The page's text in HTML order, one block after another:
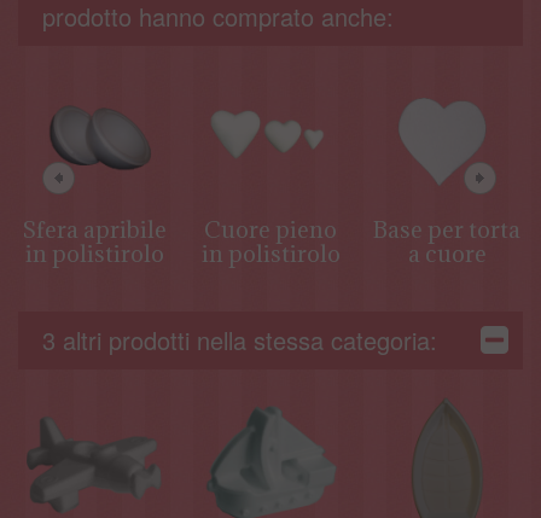
prodotto hanno comprato anche:
Sfera apribile
in polistirolo
Cuore pieno
in polistirolo
Base per torta
a cuore
3 altri prodotti nella stessa categoria: